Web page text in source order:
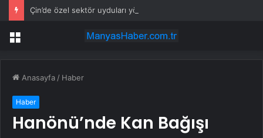
Menü
Anasayfa / Haber
Haber
Hanönü’nde Kan Bağışı